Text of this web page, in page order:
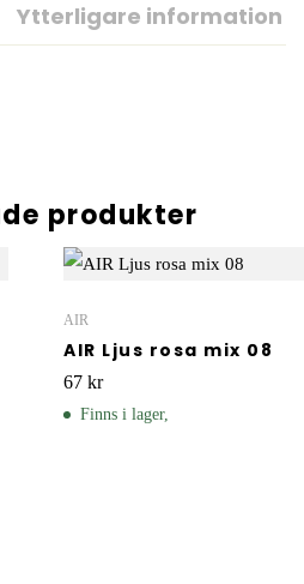
Ytterligare information
produkter
AIR
AIR Ljus rosa mix 08
67 kr
Finns i lager,